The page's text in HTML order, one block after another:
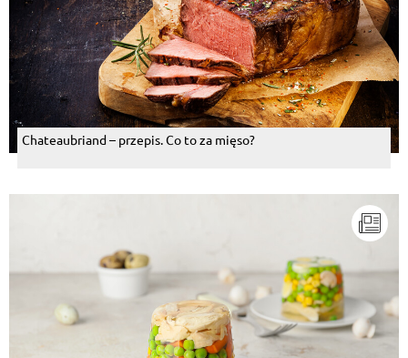
Chateaubriand – przepis. Co to za mięso?